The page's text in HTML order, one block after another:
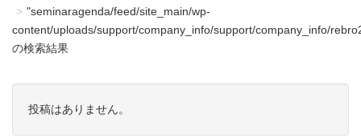
"seminaragenda/feed/site_main/wp-
content/uploads/support/company_info/support/company_info/
の検索結果
投稿はありません。